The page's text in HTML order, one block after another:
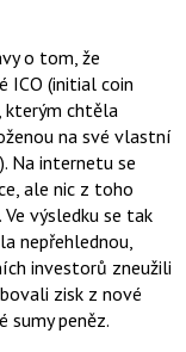
o tom, že
ICO (initial coin
kterým chtěla
na své vlastní
Na internetu se
ale nic z toho
výsledku se tak
nepřehlednou,
investorů zneužili
zisk z nové
sumy peněz.